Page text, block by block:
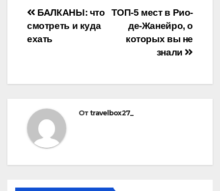
Навигация
по
ТОП-5 мест в Рио-
де-Жанейро, о
которых вы не
знали
БАЛКАНЫ: что
смотреть и куда
ехать
Отtravelbox27_